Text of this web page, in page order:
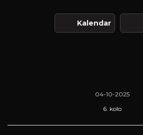
Kalendar
04-10-2025
6. kolo